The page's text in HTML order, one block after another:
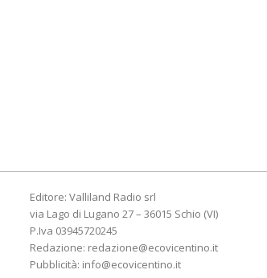
Editore: Valliland Radio srl
via Lago di Lugano 27 – 36015 Schio (VI)
P.Iva 03945720245
Redazione: redazione@ecovicentino.it
Pubblicità: info@ecovicentino.it